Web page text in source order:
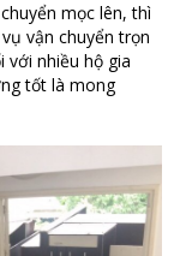
mọc lên, thì
vận chuyển trọn
với nhiều hộ gia
tốt là mong